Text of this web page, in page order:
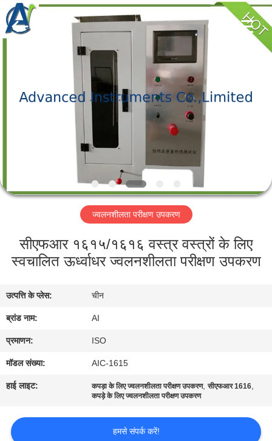
उत्पादों
में
भ्रमण
नियंत्रण
संपर्क
करें
Advanced
Instruments
Co.,Limited.
All
Rights
ज्वलनशीलता परीक्षण उपकरण
सीएफआर १६१५/१६१६ वस्त्र वस्त्रों के लिए
स्वचालित ऊर्ध्वाधर ज्वलनशीलता परीक्षण उपकरण
उत्पत्ति के प्लेस: चीन
ब्रांड नाम: AI
प्रमाणन: ISO
मॉडल संख्या: AIC-1615
हाई लाइट: कपड़ा के लिए ज्वलनशीलता परीक्षण उपकरण,सीएफआर 1616,
कपड़े के लिए ज्वलनशीलता परीक्षण उपकरण
हमसे संपर्क करें!